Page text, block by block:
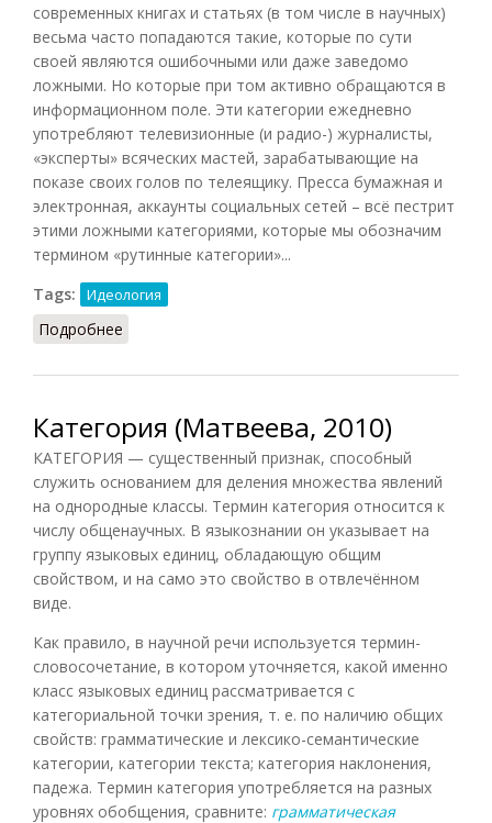
современных книгах и статьях (в том числе в научных)
весьма часто попадаются такие, которые по сути
своей являются ошибочными или даже заведомо
ложными. Но которые при том активно обращаются в
информационном поле. Эти категории ежедневно
употребляют телевизионные (и радио-) журналисты,
«эксперты» всяческих мастей, зарабатывающие на
показе своих голов по телеящику. Пресса бумажная и
электронная, аккаунты социальных сетей – всё пестрит
этими ложными категориями, которые мы обозначим
термином «рутинные категории»...
Tags:
Идеология
Подробнее
Категория (Матвеева, 2010)
КАТЕГОРИЯ — существенный признак, способный
служить основанием для деления множества явлений
на однородные классы. Термин категория относится к
числу общенаучных. В языкознании он указывает на
группу языковых единиц, обладающую общим
свойством, и на само это свойство в отвлечённом
виде.
Как правило, в научной речи используется термин-
словосочетание, в котором уточняется, какой именно
класс языковых единиц рассматривается с
категориальной точки зрения, т. е. по наличию общих
свойств: грамматические и лексико-семантические
категории, категории текста; категория наклонения,
падежа. Термин категория употребляется на разных
уровнях обобщения, сравните: грамматическая